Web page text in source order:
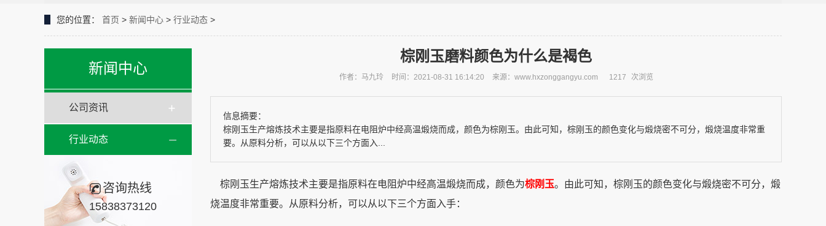
您的位置： 首页 > 新闻中心 > 行业动态 >
新闻中心
公司资讯
行业动态
咨询热线
15838373120
棕刚玉磨料颜色为什么是褐色
作者：马九玲 时间：2021-08-31 16:14:20 来源：www.hxzonggangyu.com 1217 次浏览
信息摘要：
棕刚玉生产熔炼技术主要是指原料在电阻炉中经高温煅烧而成，颜色为棕刚玉。由此可知，棕刚玉的颜色变化与煅烧密不可分，煅烧温度非常重
要。从原料分析，可以从以下三个方面入...
棕刚玉生产熔炼技术主要是指原料在电阻炉中经高温煅烧而成，颜色为棕刚玉。由此可知，棕刚玉的颜色变化与煅烧密不可分，煅
烧温度非常重要。从原料分析，可以从以下三个方面入手：